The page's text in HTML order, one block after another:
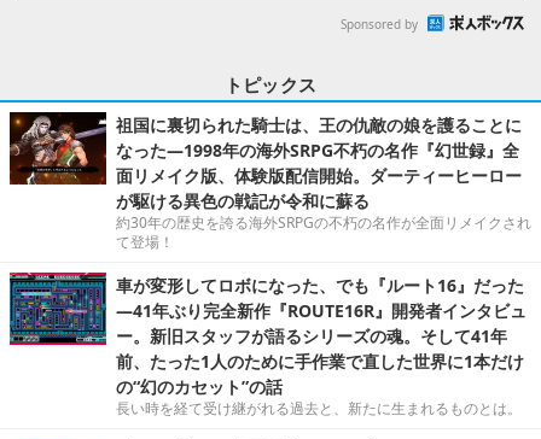
Sponsored by
トピックス
祖国に裏切られた騎士は、王の仇敵の娘を護ることに
なった―1998年の海外SRPG不朽の名作『幻世録』全
面リメイク版、体験版配信開始。ダーティーヒーロー
が駆ける異色の戦記が令和に蘇る
約30年の歴史を誇る海外SRPGの不朽の名作が全面リメイクされ
て登場！
車が変形してロボになった、でも『ルート16』だった
―41年ぶり完全新作『ROUTE16R』開発者インタビュ
ー。新旧スタッフが語るシリーズの魂。そして41年
前、たった1人のために手作業で直した世界に1本だけ
の“幻のカセット”の話
長い時を経て受け継がれる過去と、新たに生まれるものとは。